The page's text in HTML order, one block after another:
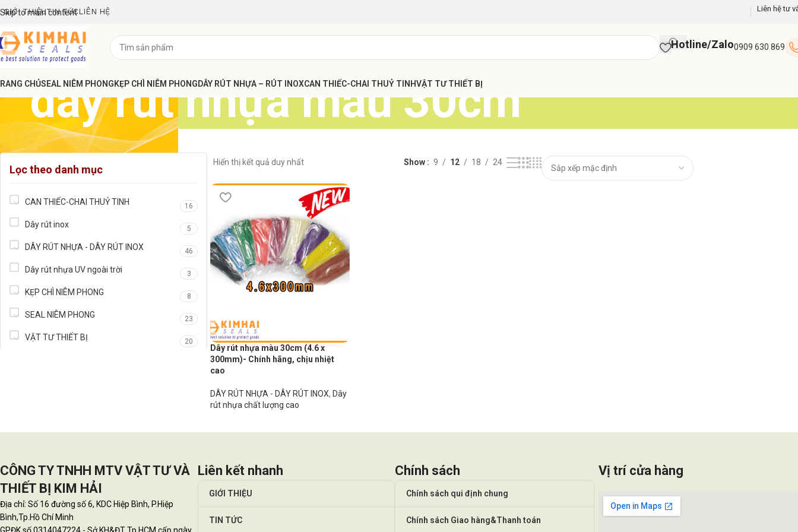
Skip to main content
GIỚI THIỆUTIN TỨC LIÊN HỆ Liên hệ tư
Hotline/Zalo0909 630 869
CHỦSEAL NIÊM PHONGKẸP CHÌ NIÊM PHONGDÂY RÚT NHỰA – RÚT INOXCAN THIẾC-CHAI THUỶ TINHVẬT TƯ THIẾT BỊ
dây rút nhựa màu 30cm
Lọc theo danh mục
CAN THIẾC-CHAI THUỶ TINH 16
Dây rút inox 5
DÂY RÚT NHỰA - DÂY RÚT INOX 46
Dây rút nhựa UV ngoài trời 3
KẸP CHÌ NIÊM PHONG 8
SEAL NIÊM PHONG 23
VẬT TƯ THIẾT BỊ 20
Hiển thị kết quả duy nhất Show 9 12 18 24
Dây rút nhựa màu 30cm (4.6 x
300mm)- Chính hãng, chịu nhiệt
cao
DÂY RÚT NHỰA - DÂY RÚT INOX, Dây
rút nhựa chất lượng cao
CÔNG TY TNHH MTV VẬT TƯ VÀ
THIẾT BỊ KIM HẢI
Địa chỉ: Số 16 đường số 6, KDC Hiệp Bình, P.Hiệp
Bình,Tp.Hồ Chí Minh
Liên kết nhanh
GIỚI THIỆU
TIN TỨC
Chính sách
Chính sách qui định chung
Chính sách Giao hàng&Thanh toán
Vị trí cửa hàng